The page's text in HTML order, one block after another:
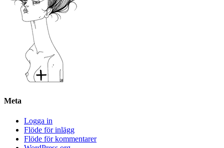
Meta
Logga in
Flöde för inlägg
Flöde för kommentarer